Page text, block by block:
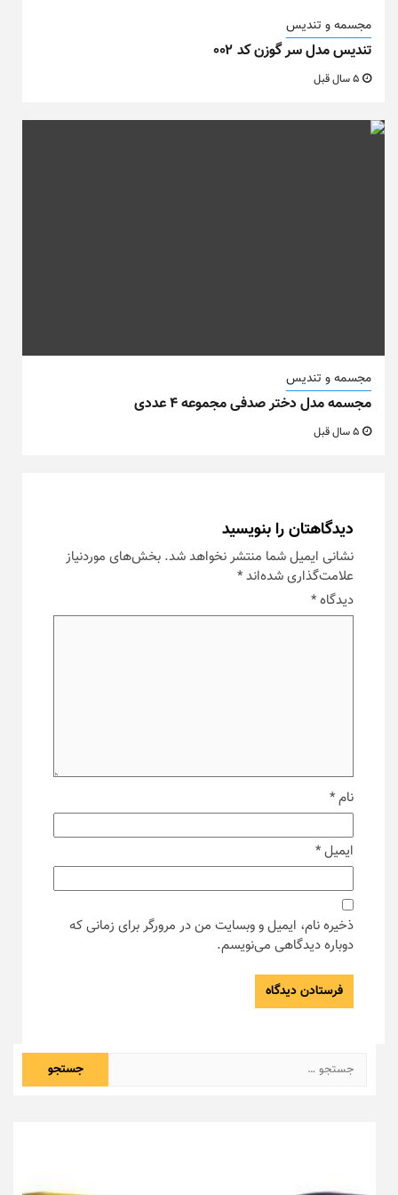
مجسمه و تندیس
تندیس مدل سر گوزن کد ۰۰۲
مجسمه و تندیس
مجسمه مدل دختر صدفی مجموعه ۴ عددی
دیدگاهتان را بنویسید
نشانی ایمیل شما منتشر نخواهد شد. بخش‌های موردنیاز
علامت‌گذاری شده‌اند*
دیدگاه*
نام*
ایمیل*
ذخیره نام، ایمیل و وبسایت من در مرورگر برای زمانی که
دوباره دیدگاهی می‌نویسم.
جستجو
برای: